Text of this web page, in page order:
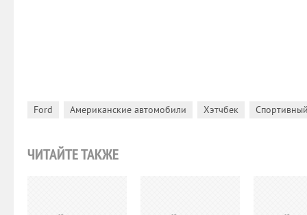
Ford Американские автомобили Хэтчбек
ЧИТАЙТЕ ТАКЖЕ